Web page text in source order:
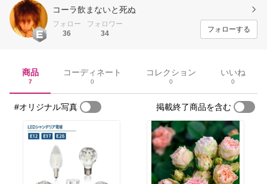
コーラ飲まないと死ぬ
フォロー
36
フォロワー
34
フォローする
商品
7
コーディネート
0
コレクション
0
いいね
0
#オリジナル写真 掲載終了商品を含む